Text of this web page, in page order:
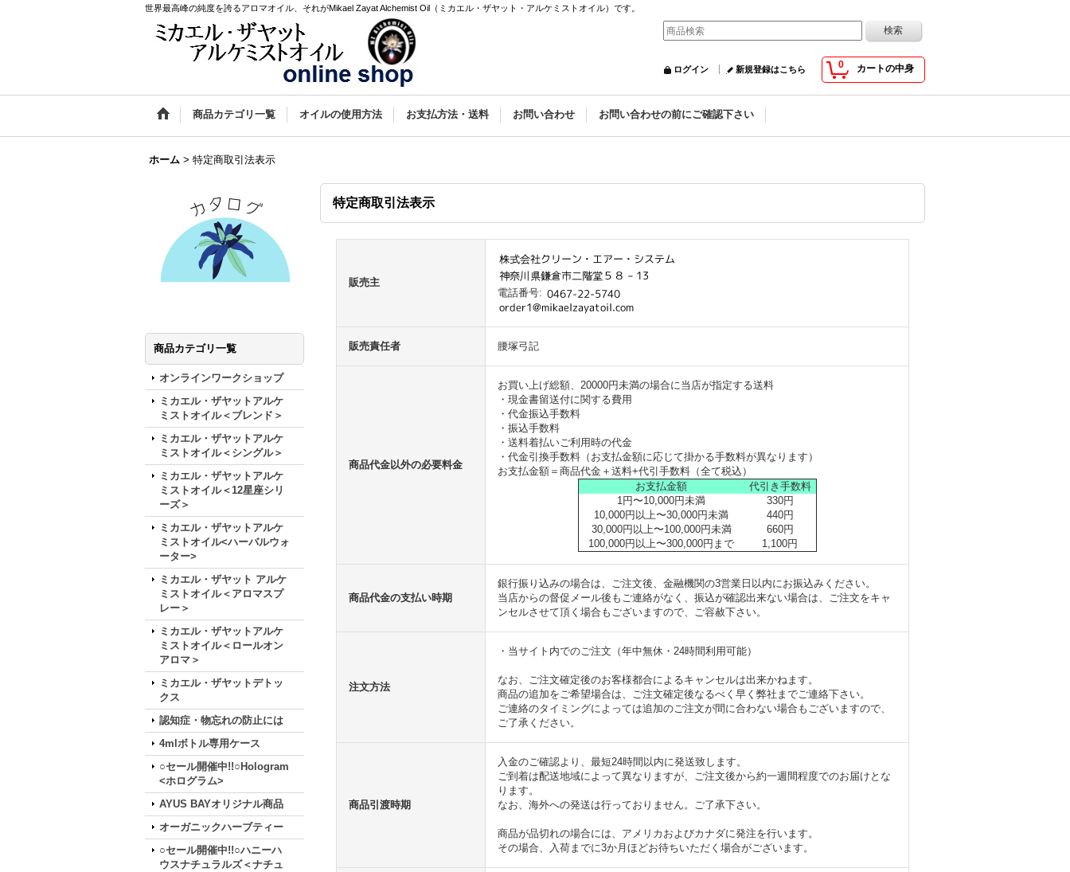
世界最高峰の純度を誇るアロマオイル、それがMikael Zayat Alchemist Oil（ミカエル・ザヤット・アルケミストオイル）です。
0 カートの中身
ログイン 新規登録はこちら
商品カテゴリ一覧 オイルの使用方法 お支払方法・送料 お問い合わせ お問い合わせの前にご確認下さい
ホーム > 特定商取引法表示
商品カテゴリ一覧
オンラインワークショップ
ミカエル・ザヤットアルケ
ミストオイル＜ブレンド＞
ミカエル・ザヤットアルケ
ミストオイル＜シングル＞
ミカエル・ザヤットアルケ
ミストオイル＜12星座シリ
ーズ＞
ミカエル・ザヤットアルケ
ミストオイル<ハーバルウォ
ーター>
ミカエル・ザヤット アルケ
ミストオイル＜アロマスプ
レー＞
ミカエル・ザヤットアルケ
ミストオイル＜ロールオン
アロマ＞
ミカエル・ザヤットデトッ
クス
認知症・物忘れの防止には
4mlボトル専用ケース
○セール開催中!!○Hologram
<ホログラム>
AYUS BAYオリジナル商品
オーガニックハーブティー
○セール開催中!!○ハニーハ
ウスナチュラルズ＜ナチュ
特定商取引法表示
販売主
電話番号:
販売責任者 腰塚弓記
商品代金以外の必要料金
お買い上げ総額、20000円未満の場合に当店が指定する送料
・現金書留送付に関する費用
・代金振込手数料
・振込手数料
・送料着払いご利用時の代金
・代金引換手数料（お支払金額に応じて掛かる手数料が異なります）
お支払金額＝商品代金＋送料+代引手数料（全て税込）
お支払金額
代引き手数料
1円〜10,000円未満
330円
10,000円以上〜30,000円未満
440円
30,000円以上〜100,000円未満
660円
100,000円以上〜300,000円まで
1,100円
商品代金の支払い時期
銀行振り込みの場合は、ご注文後、金融機関の3営業日以内にお振込みください。
当店からの督促メール後もご連絡がなく、振込が確認出来ない場合は、ご注文をキャ
ンセルさせて頂く場合もございますので、ご容赦下さい。
注文方法
・当サイト内でのご注文（年中無休・24時間利用可能）
なお、ご注文確定後のお客様都合によるキャンセルは出来かねます。
商品の追加をご希望場合は、ご注文確定後なるべく早く弊社までご連絡下さい。
ご連絡のタイミングによっては追加のご注文が間に合わない場合もございますので、
ご了承ください。
商品引渡時期
入金のご確認より、最短24時間以内に発送致します。
ご到着は配送地域によって異なりますが、ご注文後から約一週間程度でのお届けとな
ります。
なお、海外への発送は行っておりません。ご了承下さい。
商品が品切れの場合には、アメリカおよびカナダに発注を行います。
その場合、入荷までに3か月ほどお待ちいただく場合がございます。